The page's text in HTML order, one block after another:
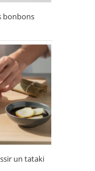
bonbons
un tataki